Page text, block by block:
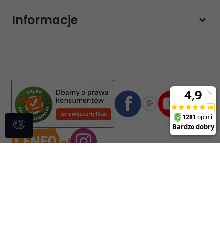
sklep@sklep-muzyczny.com.pl
08 1140 2004 0000 3102 4903 0792
Informacje